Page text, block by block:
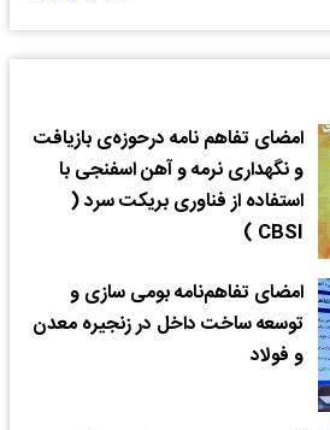
امضای تفاهم نامه‌ درحوزه‌ی بازیافت
و نگهداری نرمه و آهن اسفنجی با
استفاده از فناوری بریکت سرد (
CBSI )
امضای تفاهم‌نامه بومی سازی و
توسعه ساخت داخل در زنجیره معدن
و فولاد